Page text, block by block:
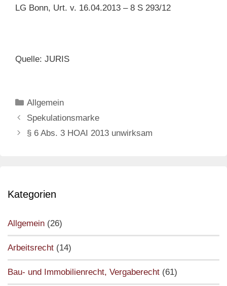
LG Bonn, Urt. v. 16.04.2013 – 8 S 293/12
Quelle: JURIS
Categories
Allgemein
Post
navigation
Spekulationsmarke
§ 6 Abs. 3 HOAI 2013 unwirksam
Kategorien
Allgemein (26)
Arbeitsrecht (14)
Bau- und Immobilienrecht, Vergaberecht (61)